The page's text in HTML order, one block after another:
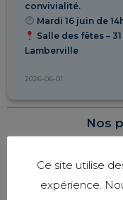
convivialité.
Mardi 16 juin de
Salle des fêtes –
Lamberville
2026-06-01
Nos
Ce site utilise
expérience.